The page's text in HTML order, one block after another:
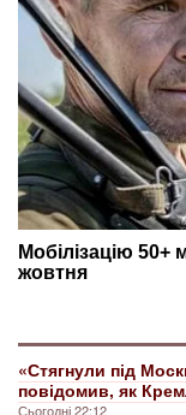
«Стягнули під
повідомив, як
Сьогодні 22:12